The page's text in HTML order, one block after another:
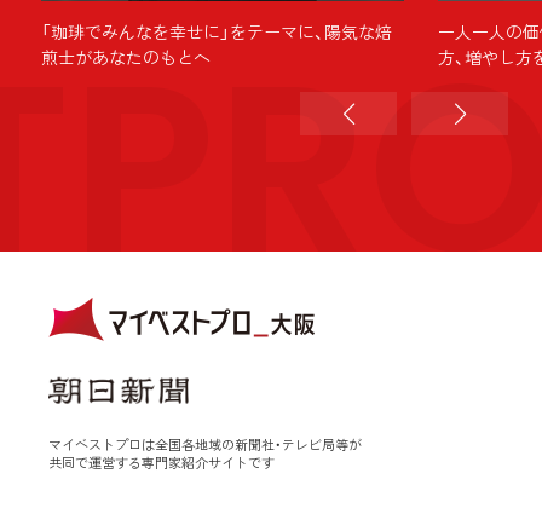
「珈琲でみんなを幸せに」をテーマに、陽気な焙
煎士があなたのもとへ
一人一人の
方、増やし方
マイベストプロは全国各地域の新聞社・テレビ局等が
共同で運営する専門家紹介サイトです